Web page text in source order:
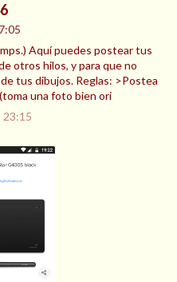
Aquí puedes postear tus
otros hilos, y para que no
tus dibujos. Reglas: >Postea
una foto bien ori
23:15